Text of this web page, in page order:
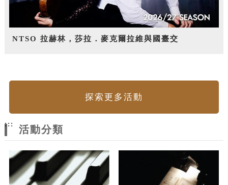
NTSO 拉赫林，莎拉．麥克爾拉維與國臺交
探索更多活動
:::
活動分類